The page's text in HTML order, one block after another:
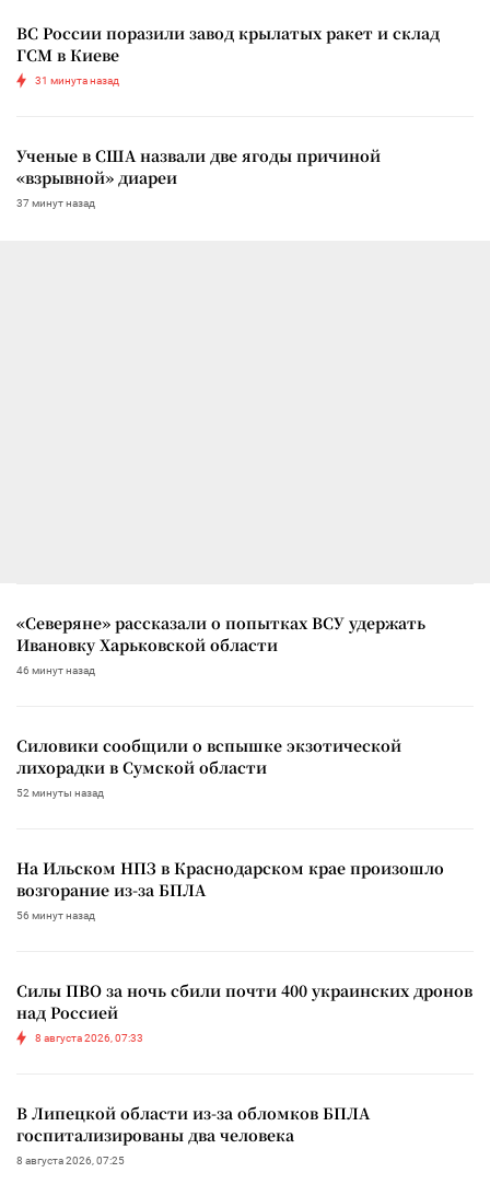
ВС России поразили завод крылатых ракет и склад
ГСМ в Киеве
31 минута назад
Ученые в США назвали две ягоды причиной
«взрывной» диареи
37 минут назад
«Северяне» рассказали о попытках ВСУ удержать
Ивановку Харьковской области
46 минут назад
Силовики сообщили о вспышке экзотической
лихорадки в Сумской области
52 минуты назад
На Ильском НПЗ в Краснодарском крае произошло
возгорание из-за БПЛА
56 минут назад
Силы ПВО за ночь сбили почти 400 украинских дронов
над Россией
8 августа 2026, 07:33
В Липецкой области из-за обломков БПЛА
госпитализированы два человека
8 августа 2026, 07:25